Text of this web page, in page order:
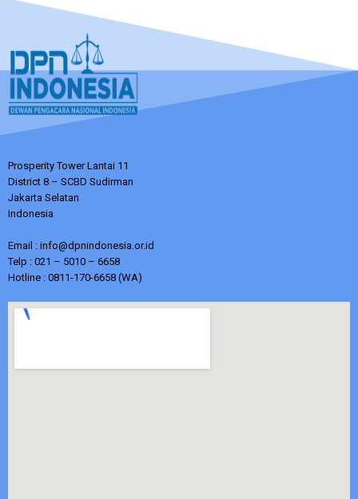
Prosperity Tower Lantai 11
District 8 – SCBD Sudirman
Jakarta Selatan
Indonesia
Email : info@dpnindonesia.or.id
Telp : 021 – 5010 – 6658
Hotline : 0811-170-6658 (WA)